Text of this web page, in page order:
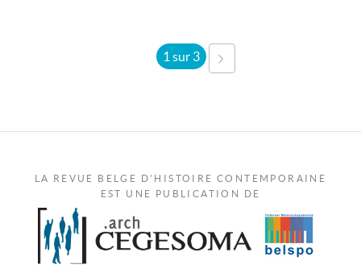
1 sur 3
LA REVUE BELGE D'HISTOIRE CONTEMPORAINE
EST UNE PUBLICATION DE